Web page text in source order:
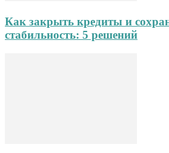
Как закрыть кредиты и
стабильность: 5 решений